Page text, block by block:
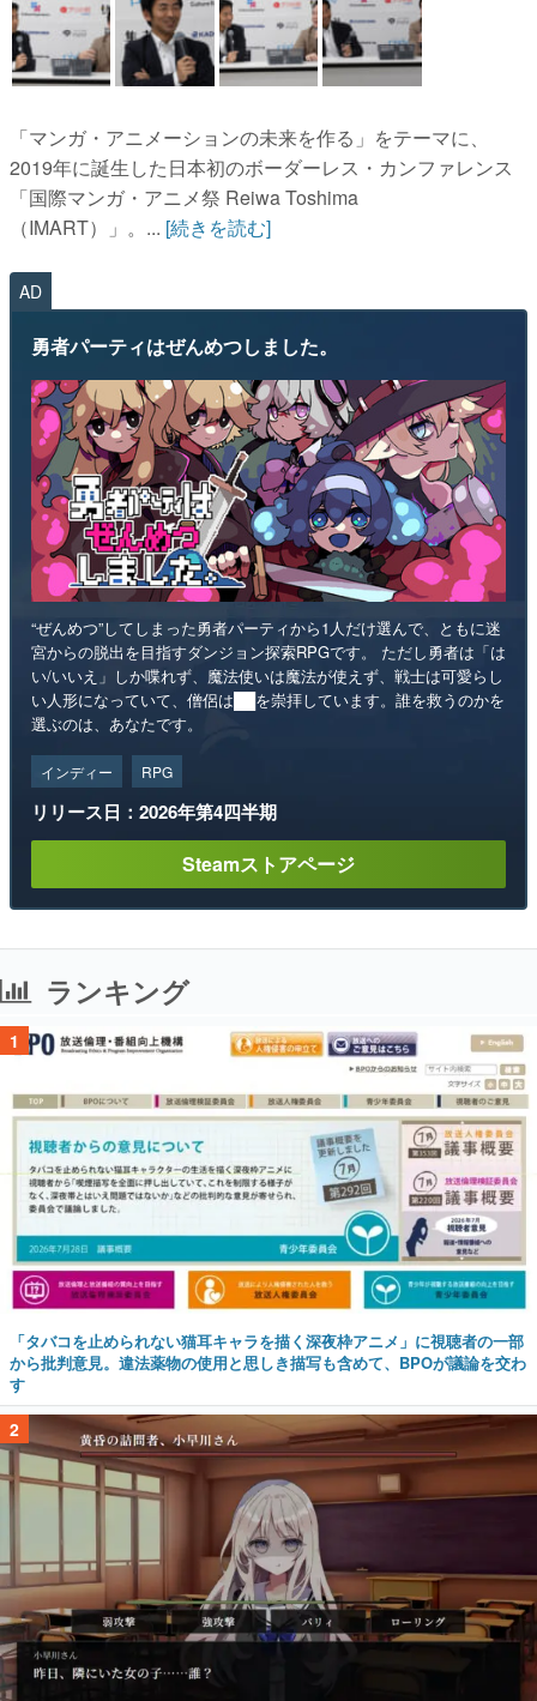
「マンガ・アニメーションの未来を作る」をテーマに、
2019年に誕生した日本初のボーダーレス・カンファレンス
「国際マンガ・アニメ祭 Reiwa Toshima
（IMART）」。... [続きを読む]
AD
勇者パーティはぜんめつしました。
“ぜんめつ”してしまった勇者パーティから1人だけ選んで、ともに迷
宮からの脱出を目指すダンジョン探索RPGです。 ただし勇者は「は
い/いいえ」しか喋れず、魔法使いは魔法が使えず、戦士は可愛らし
い人形になっていて、僧侶は██を崇拝しています。誰を救うのかを
選ぶのは、あなたです。
インディー RPG
リリース日：2026年第4四半期
Steamストアページ
ランキング
1
「タバコを止められない猫耳キャラを描く深夜枠アニメ」に視聴者の一部
から批判意見。違法薬物の使用と思しき描写も含めて、BPOが議論を交わ
す
2